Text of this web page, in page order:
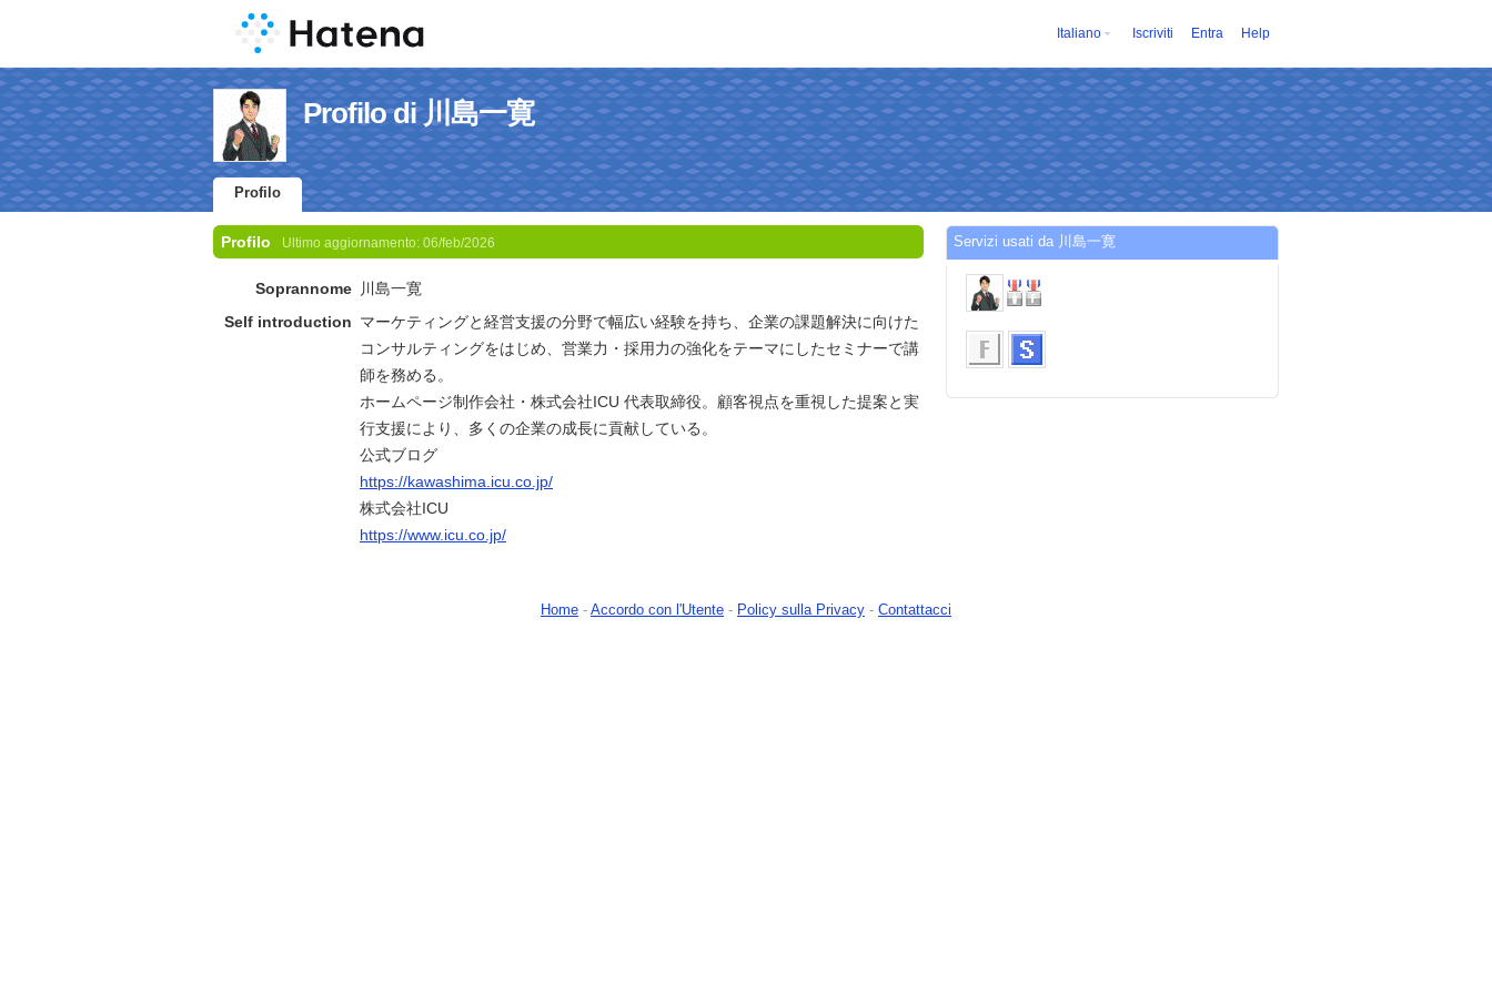
Italiano Iscriviti Entra Help
Profilo di 川島一寛
Profilo
Profilo Ultimo aggiornamento: 06/feb/2026
Soprannome 川島一寛
Self introduction マーケティングと経営支援の分野で幅広い経験を持ち、企業の課題解決に向けた
コンサルティングをはじめ、営業力・採用力の強化をテーマにしたセミナーで講
師を務める。
ホームページ制作会社・株式会社ICU 代表取締役。顧客視点を重視した提案と実
行支援により、多くの企業の成長に貢献している。
公式ブログ
https://kawashima.icu.co.jp/
株式会社ICU
https://www.icu.co.jp/
Servizi usati da 川島一寛
Home - Accordo con l'Utente - Policy sulla Privacy - Contattacci